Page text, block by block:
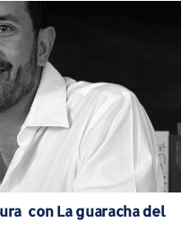
con La guaracha del